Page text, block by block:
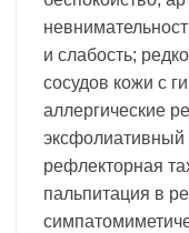
и слабость;
сосудов кожи с
аллергические
рефлекторная
пальпитация в